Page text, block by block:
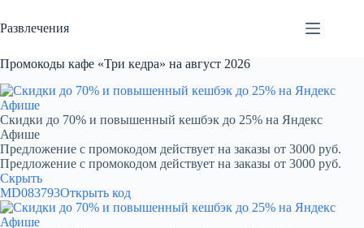
к
сути
Развлечения
Промокоды кафе «Три кедра» на август 2026
Скидки до 70% и повышенный кешбэк до 25% на Яндекс
Афише
Предложение с промокодом действует на заказы от 3000 руб.
Предложение с промокодом действует на заказы от 3000 руб.
Скрыть
MD083793Открыть код